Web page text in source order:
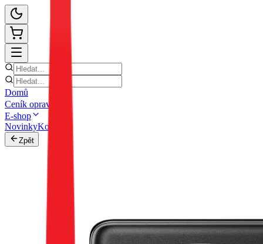
Domů
Ceník oprav
E-shop
NovinkyKontakt
Zpět